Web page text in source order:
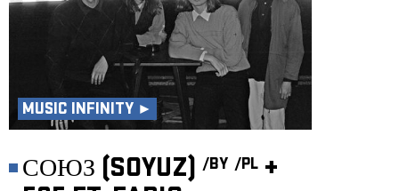
MUSIC INFINITY ►
СОЮЗ (SOYUZ) /BY /PL +